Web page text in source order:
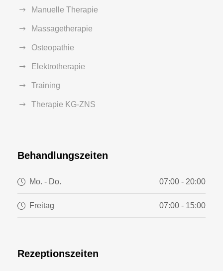
Manuelle Therapie
Massagetherapie
Osteopathie
Elektrotherapie
Training
Therapie KG-ZNS
Behandlungszeiten
Mo. - Do. 07:00 - 20:00
Freitag 07:00 - 15:00
Rezeptionszeiten